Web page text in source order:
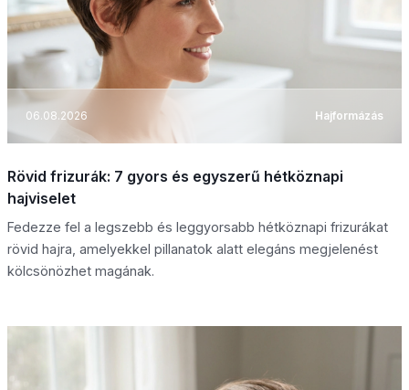
06.08.2026 Hajformázás
Rövid frizurák: 7 gyors és egyszerű hétköznapi
hajviselet
Fedezze fel a legszebb és leggyorsabb hétköznapi frizurákat
rövid hajra, amelyekkel pillanatok alatt elegáns megjelenést
kölcsönözhet magának.